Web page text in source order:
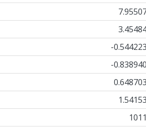
-
-